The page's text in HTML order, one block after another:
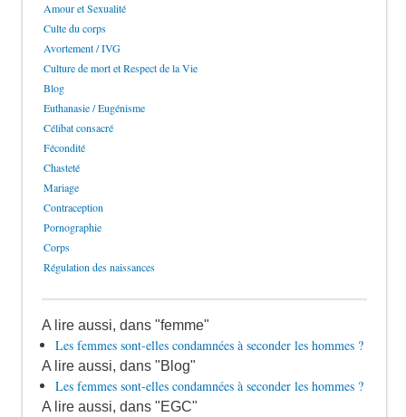
Amour et Sexualité
Culte du corps
Avortement / IVG
Culture de mort et Respect de la Vie
Blog
Euthanasie / Eugénisme
Célibat consacré
Fécondité
Chasteté
Mariage
Contraception
Pornographie
Corps
Régulation des naissances
A lire aussi, dans "femme"
Les femmes sont-elles condamnées à seconder les hommes ?
A lire aussi, dans "Blog"
Les femmes sont-elles condamnées à seconder les hommes ?
A lire aussi, dans "EGC"